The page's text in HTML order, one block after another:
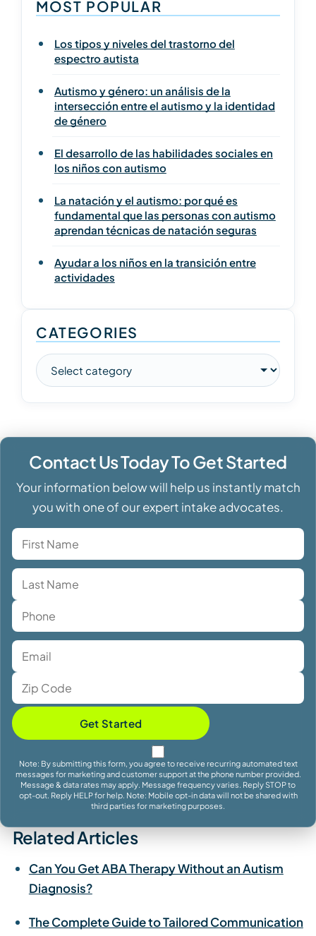
MOST POPULAR
Los tipos y niveles del trastorno del
espectro autista
Autismo y género: un análisis de la
intersección entre el autismo y la identidad
de género
El desarrollo de las habilidades sociales en
los niños con autismo
La natación y el autismo: por qué es
fundamental que las personas con autismo
aprendan técnicas de natación seguras
Ayudar a los niños en la transición entre
actividades
CATEGORIES
Contact Us Today To Get Started
Your information below will help us instantly match
you with one of our expert intake advocates.
Get Started
Note: By submitting this form, you agree to receive recurring automated text
messages for marketing and customer support at the phone number provided.
Message & data rates may apply. Message frequency varies. Reply STOP to
opt-out. Reply HELP for help. Note: Mobile opt-in data will not be shared with
third parties for marketing purposes.
Related Articles
Can You Get ABA Therapy Without an Autism
Diagnosis?
The Complete Guide to Tailored Communication